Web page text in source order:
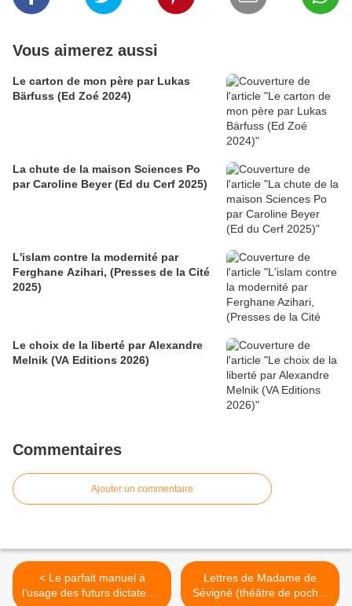
Vous aimerez aussi
Le carton de mon père par Lukas
Bärfuss (Ed Zoé 2024)
La chute de la maison Sciences Po
par Caroline Beyer (Ed du Cerf 2025)
L'islam contre la modernité par
Ferghane Azihari, (Presses de la Cité
2025)
Le choix de la liberté par Alexandre
Melnik (VA Editions 2026)
Commentaires
Ajouter un commentaire
< Le parfait manuel à
l’usage des futurs dictateurs
Lettres de Madame de
Sévigné (théâtre de poche)